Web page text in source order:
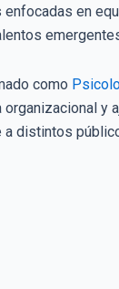
en
como
y
a distintos